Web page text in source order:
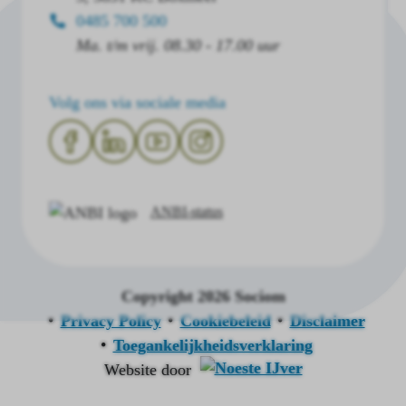
0485 700 500
Ma. t/m vrij. 08.30 - 17.00 uur
Volg ons via sociale media
ANBI-status
Copyright 2026 Sociom
Privacy Policy
Cookiebeleid
Disclaimer
Toegankelijkheidsverklaring
Website door